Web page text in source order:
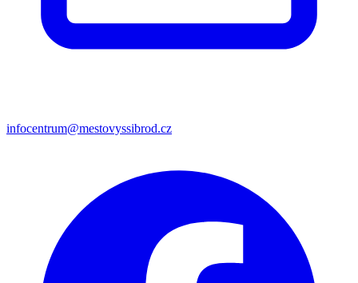
infocentrum@mestovyssibrod.cz